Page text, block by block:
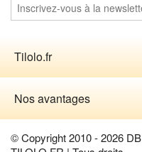
Tilolo.fr
Nos avantages
© Copyright 2010 - 2026 DB